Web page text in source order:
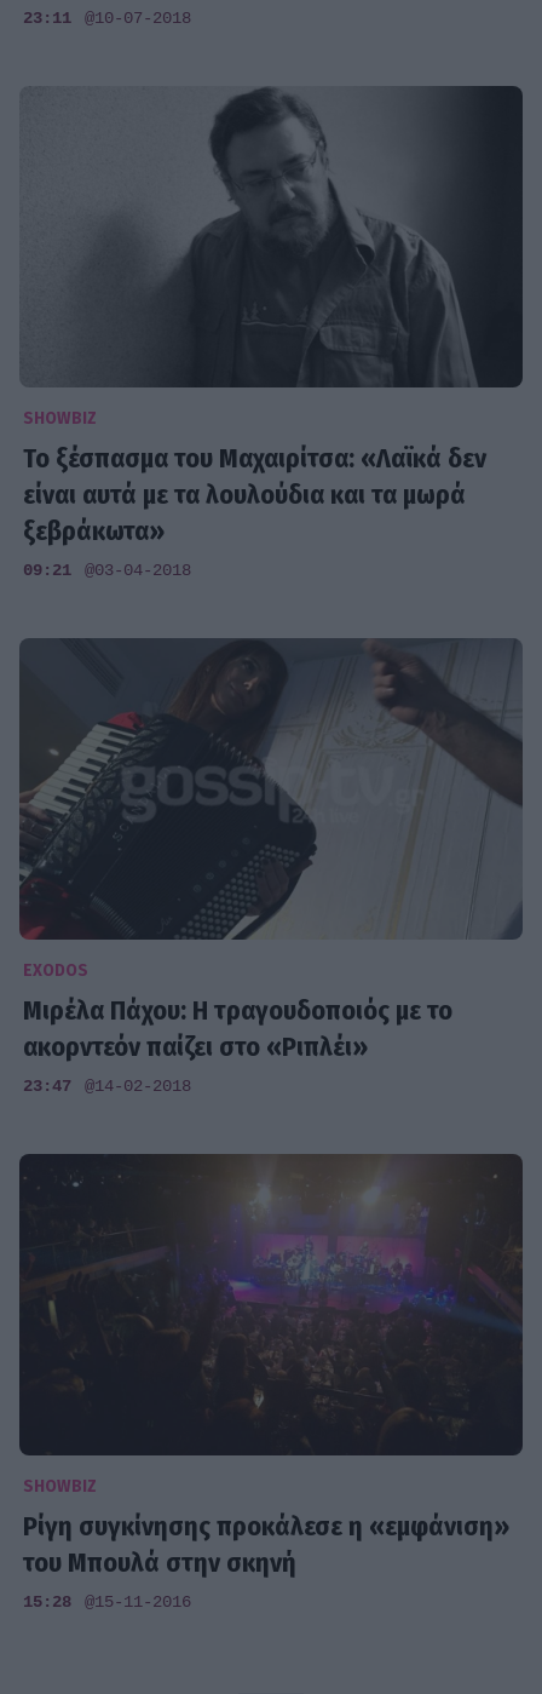
23:11 @10-07-2018
SHOWBIZ
Το ξέσπασμα του Μαχαιρίτσα: «Λαϊκά δεν
είναι αυτά με τα λουλούδια και τα μωρά
ξεβράκωτα»
09:21 @03-04-2018
EXODOS
Μιρέλα Πάχου: Η τραγουδοποιός με το
ακορντεόν παίζει στο «Ριπλέι»
23:47 @14-02-2018
SHOWBIZ
Ρίγη συγκίνησης προκάλεσε η «εμφάνιση»
του Μπουλά στην σκηνή
15:28 @15-11-2016